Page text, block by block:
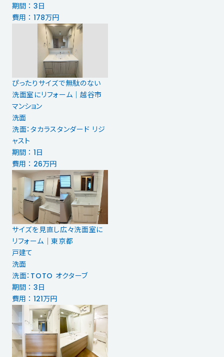
期間 ： 3日
費用 ： 178万円
ぴったりサイズで無駄のない
洗面室にリフォーム｜越谷市
マンション
洗面
洗面：タカラスタンダード リジ
ャスト
期間 ： 1日
費用 ： 26万円
サイズを見直し広々洗面室に
リフォーム｜東京都
戸建て
洗面
洗面：TOTO オクターブ
期間 ： 3日
費用 ： 121万円